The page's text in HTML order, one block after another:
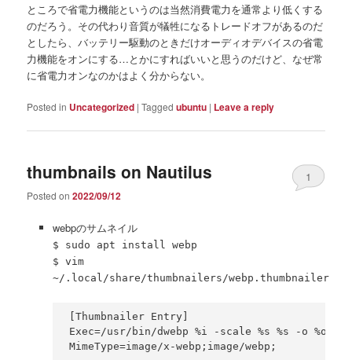
ところで省電力機能というのは当然消費電力を通常より低くする
のだろう。その代わり音質が犠牲になるトレードオフがあるのだ
としたら、バッテリー駆動のときだけオーディオデバイスの省電
力機能をオンにする…とかにすればいいと思うのだけど、なぜ常
に省電力オンなのかはよく分からない。
Posted in Uncategorized |Tagged ubuntu | Leave a reply
thumbnails on Nautilus
Posted on2022/09/12
1
webpのサムネイル
$ sudo apt install webp
$ vim
~/.local/share/thumbnailers/webp.thumbnailer
[Thumbnailer Entry]
Exec=/usr/bin/dwebp %i -scale %s %s -o %o
MimeType=image/x-webp;image/webp;